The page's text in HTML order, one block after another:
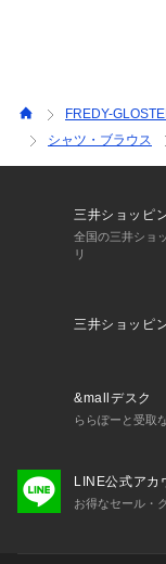
り、風合いやサイ
で（特に濃色のも
面の粗いものとの
※サンプルでの採寸
FREDY-
シャツ・ブラウス
三井ショッピ
全国の三井ショ
リ
三井ショッピ
&mallデスク
ららぽーと受取
LINE公式アカ
お得なセール・